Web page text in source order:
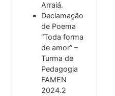
Arraiá.
Declamação
de Poema
“Toda forma
de amor” –
Turma de
Pedagogia
FAMEN
2024.2